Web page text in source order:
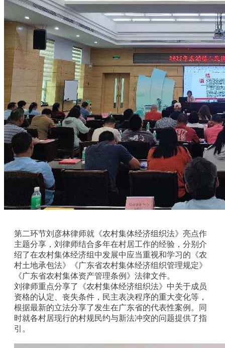
第二环节刘彦林律师就《农村集体经济组织法》亮点作
主题分享，刘律师结合多年在村居工作的经验，分别介
绍了在农村集体经济组中发展中应当重视和学习的《农
村土地承包法》《广东省农村集体经济组织管理规定》
《广东省农村集体资产管理条例》法律文件。
刘律师重点分享了《农村集体经济组织法》中关于成员
资格的认定、丧失条件，民主表决程序的重大变化等，
根据最新的立法分享了发生在广东省的代表性案例。同
时就各村居现行的村规民约与新法冲突的问题提供了指
引。